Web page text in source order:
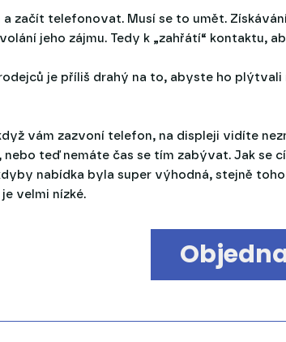
začít telefonovat. Musí se to umět.
jeho zájmu. Tedy k „zahřátí“ kontaktu,
je příliš drahý na to, abyste ho
vám zazvoní telefon, na displeji vidíte
teď nemáte čas se tím zabývat. Jak
nabídka byla super výhodná, stejně
velmi nízké.